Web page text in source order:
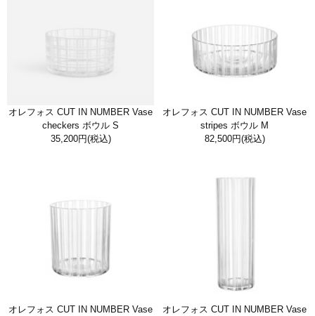
オレフォス CUT IN NUMBER Vase
checkers ボウル S
35,200円(税込)
オレフォス CUT IN NUMBER Vase
stripes ボウル M
82,500円(税込)
オレフォス CUT IN NUMBER Vase
オレフォス CUT IN NUMBER Vase